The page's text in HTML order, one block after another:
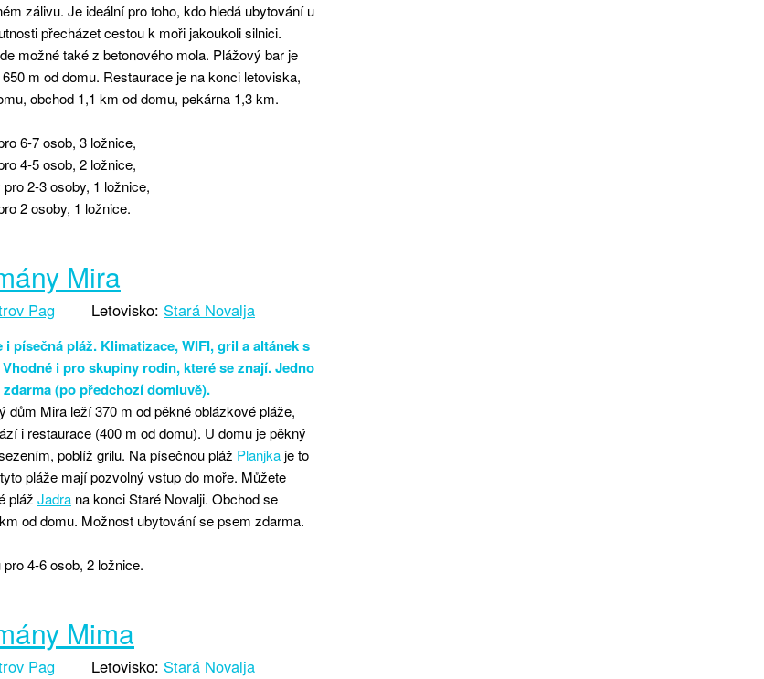
zálivu. Je ideální pro toho, kdo hledá ubytování u
přecházet cestou k moři jakoukoli silnici.
možné také z betonového mola. Plážový bar je
m od domu. Restaurace je na konci letoviska,
obchod 1,1 km od domu, pekárna 1,3 km.
6-7 osob, 3 ložnice,
4-5 osob, 2 ložnice,
2-3 osoby, 1 ložnice,
2 osoby, 1 ložnice.
Mira
Pag Letovisko: Stará Novalja
i písečná pláž. Klimatizace, WIFI, gril a altánek s
i pro skupiny rodin, které se znají. Jedno
(po předchozí domluvě).
dům Mira leží 370 m od pěkné oblázkové pláže,
i restaurace (400 m od domu). U domu je pěkný
poblíž grilu. Na písečnou pláž Planjkaje to
pláže mají pozvolný vstup do moře. Můžete
pláž Jadra na konci Staré Novalji. Obchod se
od domu. Možnost ubytování se psem zdarma.
4-6 osob, 2 ložnice.
Mima
Pag Letovisko: Stará Novalja